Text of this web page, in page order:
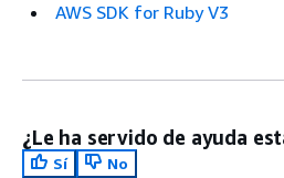
AWS SDK for Ruby V3
¿Le ha servido de ayuda
Sí
No